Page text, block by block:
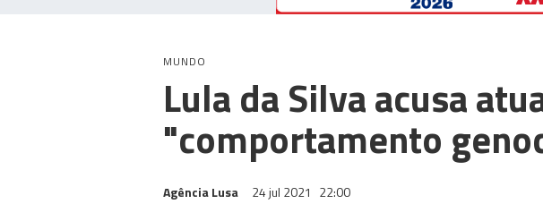
MUNDO
Lula da Silva acusa
"comportamento
Agência Lusa 24 jul 2021 22:00